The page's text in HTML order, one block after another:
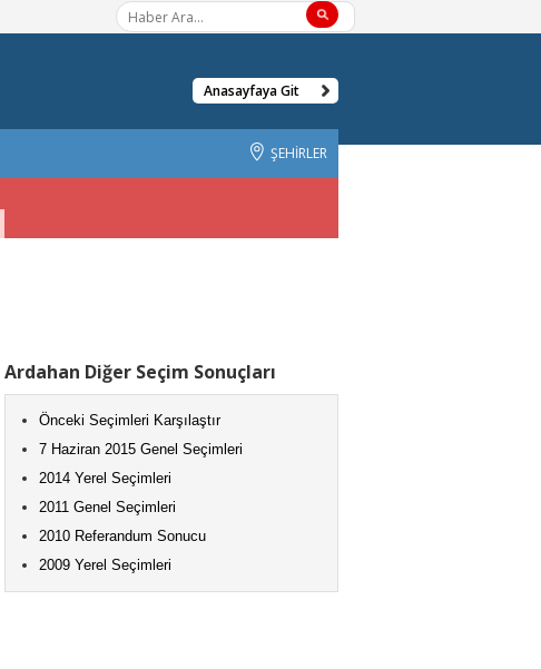
Anasayfaya Git
ŞEHİRLER
Ardahan Diğer Seçim Sonuçları
Önceki Seçimleri Karşılaştır
7 Haziran 2015 Genel Seçimleri
2014 Yerel Seçimleri
2011 Genel Seçimleri
2010 Referandum Sonucu
2009 Yerel Seçimleri